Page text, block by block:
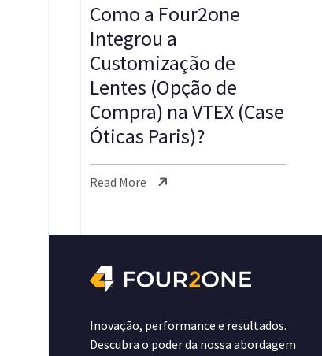
Como a Four2one
Integrou a
Customização de
Lentes (Opção de
Compra) na VTEX (Case
Óticas Paris)?
Read More
Inovação, performance e resultados.
Descubra o poder da nossa abordagem